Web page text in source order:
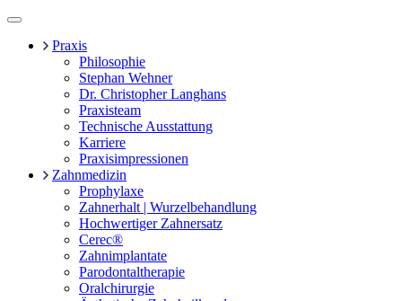
Menü
Praxis
Philosophie
Stephan Wehner
Dr. Christopher Langhans
Praxisteam
Technische Ausstattung
Karriere
Praxisimpressionen
Zahnmedizin
Prophylaxe
Zahnerhalt | Wurzelbehandlung
Hochwertiger Zahnersatz
Cerec®
Zahnimplantate
Parodontaltherapie
Oralchirurgie